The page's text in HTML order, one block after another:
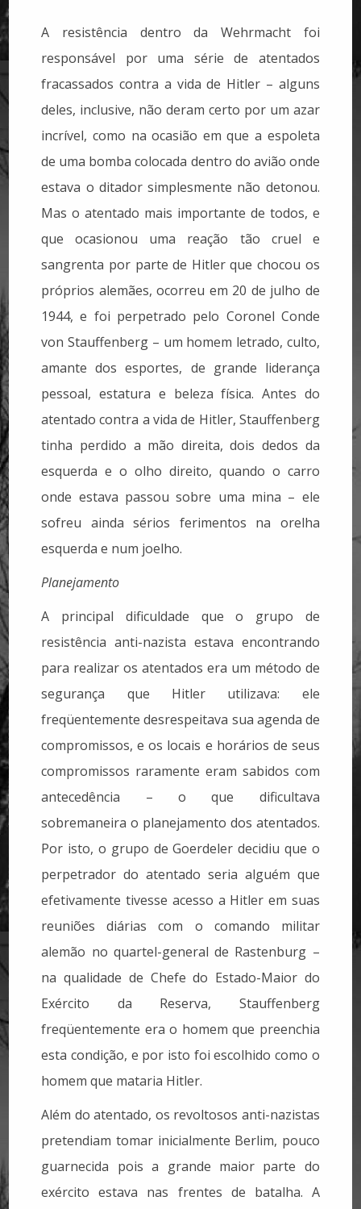
A resistência dentro da Wehrmacht foi
responsável por uma série de atentados
fracassados contra a vida de Hitler – alguns
deles, inclusive, não deram certo por um azar
incrível, como na ocasião em que a espoleta
de uma bomba colocada dentro do avião onde
estava o ditador simplesmente não detonou.
Mas o atentado mais importante de todos, e
que ocasionou uma reação tão cruel e
sangrenta por parte de Hitler que chocou os
próprios alemães, ocorreu em 20 de julho de
1944, e foi perpetrado pelo Coronel Conde
von Stauffenberg – um homem letrado, culto,
amante dos esportes, de grande liderança
pessoal, estatura e beleza física. Antes do
atentado contra a vida de Hitler, Stauffenberg
tinha perdido a mão direita, dois dedos da
esquerda e o olho direito, quando o carro
onde estava passou sobre uma mina – ele
sofreu ainda sérios ferimentos na orelha
esquerda e num joelho.
Planejamento
A principal dificuldade que o grupo de
resistência anti-nazista estava encontrando
para realizar os atentados era um método de
segurança que Hitler utilizava: ele
freqüentemente desrespeitava sua agenda de
compromissos, e os locais e horários de seus
compromissos raramente eram sabidos com
antecedência – o que dificultava
sobremaneira o planejamento dos atentados.
Por isto, o grupo de Goerdeler decidiu que o
perpetrador do atentado seria alguém que
efetivamente tivesse acesso a Hitler em suas
reuniões diárias com o comando militar
alemão no quartel-general de Rastenburg –
na qualidade de Chefe do Estado-Maior do
Exército da Reserva, Stauffenberg
freqüentemente era o homem que preenchia
esta condição, e por isto foi escolhido como o
homem que mataria Hitler.
Além do atentado, os revoltosos anti-nazistas
pretendiam tomar inicialmente Berlim, pouco
guarnecida pois a grande maior parte do
exército estava nas frentes de batalha. A